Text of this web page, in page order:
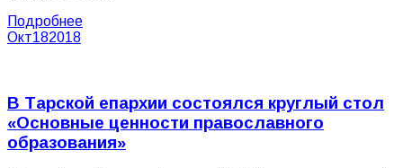
Подробнее
Окт182018
В Тарской епархии состоялся круглый стол
«Основные ценности православного
образования»